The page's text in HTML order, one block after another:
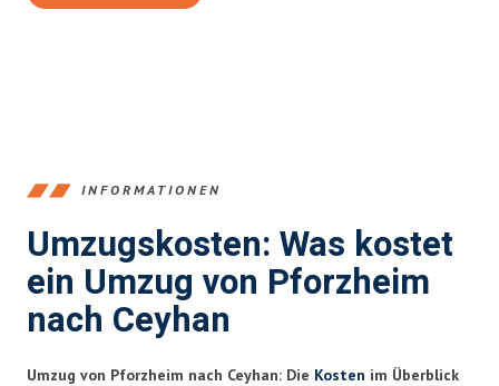
INFORMATIONEN
Umzugskosten: Was kostet
ein Umzug von Pforzheim
nach Ceyhan
Umzug von Pforzheim nach Ceyhan: Die Kosten im Überblick